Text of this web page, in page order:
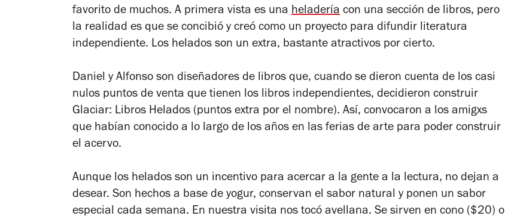
favorito de muchos. A primera vista es una heladería con una sección de libros, pero
la realidad es que se concibió y creó como un proyecto para difundir literatura
independiente. Los helados son un extra, bastante atractivos por cierto.
Daniel y Alfonso son diseñadores de libros que, cuando se dieron cuenta de los casi
nulos puntos de venta que tienen los libros independientes, decidieron construir
Glaciar: Libros Helados (puntos extra por el nombre). Así, convocaron a los amigxs
que habían conocido a lo largo de los años en las ferias de arte para poder construir
el acervo.
Aunque los helados son un incentivo para acercar a la gente a la lectura, no dejan a
desear. Son hechos a base de yogur, conservan el sabor natural y ponen un sabor
especial cada semana. En nuestra visita nos tocó avellana. Se sirven en cono ($20) o